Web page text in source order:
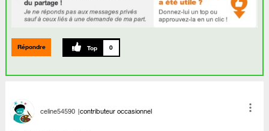
Répondre 0
celine54590 contributeur occasionnel